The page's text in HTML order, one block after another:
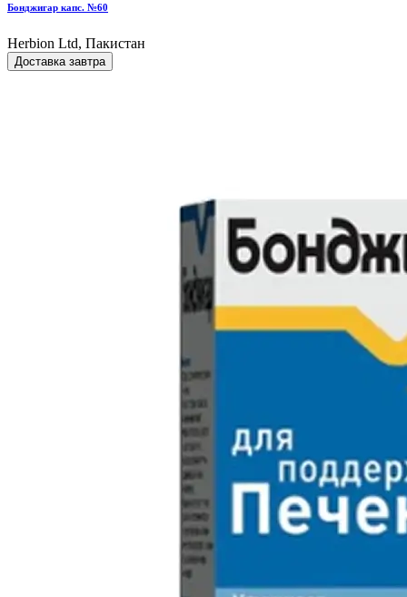
Бонджигар капс. №60
Herbion Ltd, Пакистан
Доставка завтра